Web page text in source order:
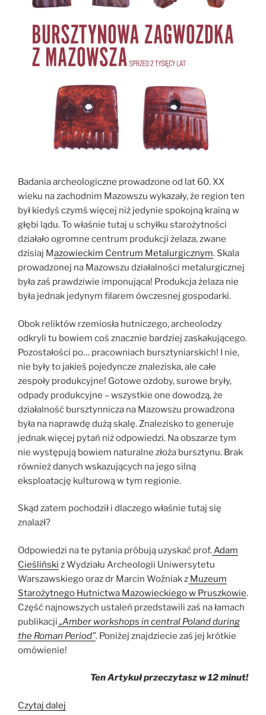
Badania archeologiczne prowadzone od lat 60. XX
wieku na zachodnim Mazowszu wykazały, że region ten
był kiedyś czymś więcej niż jedynie spokojną krainą w
głębi lądu. To właśnie tutaj u schyłku starożytności
działało ogromne centrum produkcji żelaza, zwane
dzisiaj Mazowieckim Centrum Metalurgicznym. Skala
prowadzonej na Mazowszu działalności metalurgicznej
była zaś prawdziwie imponująca! Produkcja żelaza nie
była jednak jedynym filarem ówczesnej gospodarki.
Obok reliktów rzemiosła hutniczego, archeolodzy
odkryli tu bowiem coś znacznie bardziej zaskakującego.
Pozostałości po… pracowniach bursztyniarskich! I nie,
nie były to jakieś pojedyncze znaleziska, ale całe
zespoły produkcyjne! Gotowe ozdoby, surowe bryły,
odpady produkcyjne – wszystkie one dowodzą, że
działalność bursztynnicza na Mazowszu prowadzona
była na naprawdę dużą skalę. Znalezisko to generuje
jednak więcej pytań niż odpowiedzi. Na obszarze tym
nie występują bowiem naturalne złoża bursztynu. Brak
również danych wskazujących na jego silną
eksploatację kulturową w tym regionie.
Skąd zatem pochodził i dlaczego właśnie tutaj się
znalazł?
Odpowiedzi na te pytania próbują uzyskać prof.Adam
Cieśliński z Wydziału Archeologii Uniwersytetu
Warszawskiego oraz dr Marcin Woźniak z Muzeum
Starożytnego Hutnictwa Mazowieckiego w Pruszkowie.
Część najnowszych ustaleń przedstawili zaś na łamach
publikacji „Amber workshops in central Poland during
the Roman Period”. Poniżej znajdziecie zaś jej krótkie
omówienie!
Ten Artykuł przeczytasz w 12 minut!
Czytaj dalej